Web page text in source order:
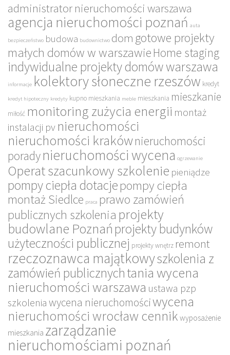
administrator nieruchomości warszawa
agencja nieruchomości poznań auta
bezpieczeństwo budowa budownictwo dom gotowe projekty
małych domów w warszawie Home staging
indywidualne projekty domów warszawa
informacje kolektory słoneczne rzeszów kredyt
kredyt hipoteczny kredyty kupno mieszkania meble mieszkania mieszkanie
miłość monitoring zużycia energii montaż
instalacji pv nieruchomości
nieruchomości krakównieruchomości
poradynieruchomości wycena ogrzewanie
Operat szacunkowy szkolenie pieniądze
pompy ciepła dotacjepompy ciepła
montaż Siedlce praca prawo zamówień
publicznych szkolenia projekty
budowlane Poznańprojekty budynków
użyteczności publicznej projekty wnętrz remont
rzeczoznawca majątkowyszkolenia z
zamówień publicznychtania wycena
nieruchomości warszawa ustawa pzp
szkolenia wycena nieruchomościwycena
nieruchomości wrocław cennik wyposażenie
mieszkania zarządzanie
nieruchomościami poznań